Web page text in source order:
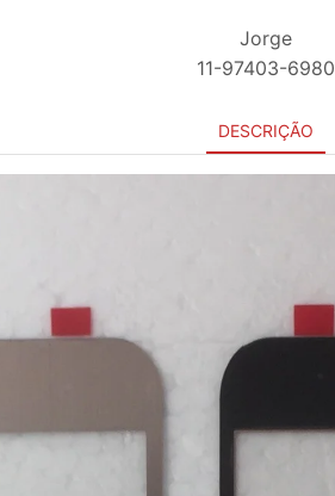
Jorge
11-97403-6980
DESCRIÇÃO